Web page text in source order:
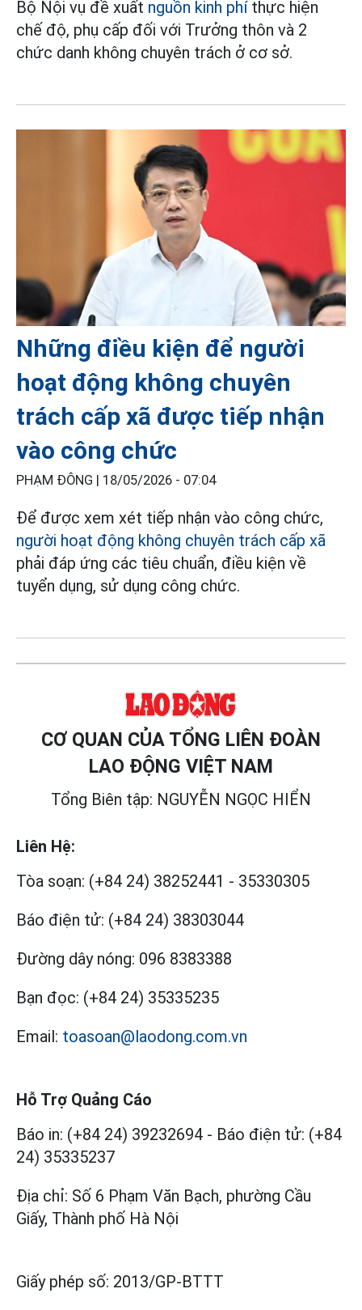
Bộ Nội vụ đề xuất nguồn kinh phí thực hiện
chế độ, phụ cấp đối với Trưởng thôn và 2
chức danh không chuyên trách ở cơ sở.
Những điều kiện để người
hoạt động không chuyên
trách cấp xã được tiếp nhận
vào công chức
PHẠM ĐÔNG | 18/05/2026 - 07:04
Để được xem xét tiếp nhận vào công chức,
người hoạt động không chuyên trách cấp xã
phải đáp ứng các tiêu chuẩn, điều kiện về
tuyển dụng, sử dụng công chức.
CƠ QUAN CỦA TỔNG LIÊN ĐOÀN
LAO ĐỘNG VIỆT NAM
Tổng Biên tập: NGUYỄN NGỌC HIỂN
Liên Hệ:
Tòa soạn: (+84 24) 38252441 - 35330305
Báo điện tử: (+84 24) 38303044
Đường dây nóng: 096 8383388
Bạn đọc: (+84 24) 35335235
Email: toasoan@laodong.com.vn
Hỗ Trợ Quảng Cáo
Báo in: (+84 24) 39232694 - Báo điện tử: (+84
24) 35335237
Địa chỉ: Số 6 Phạm Văn Bạch, phường Cầu
Giấy, Thành phố Hà Nội
Giấy phép số: 2013/GP-BTTT